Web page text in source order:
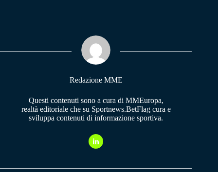
pp m
Redazione MME
Questi contenuti sono a cura di MMEuropa,
realtà editoriale che su Sportnews.BetFlag cura e
sviluppa contenuti di informazione sportiva.